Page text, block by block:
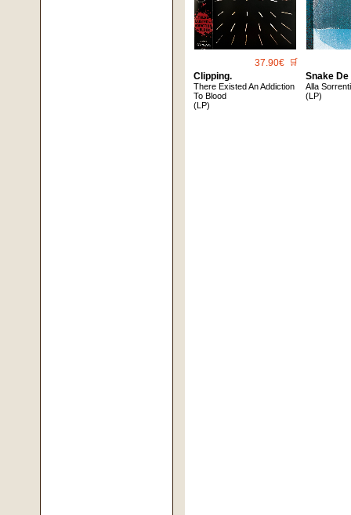
37.90€ 🛒
Clipping.
There Existed An Addiction
To Blood
(LP)
Snake De
Alla
(LP)